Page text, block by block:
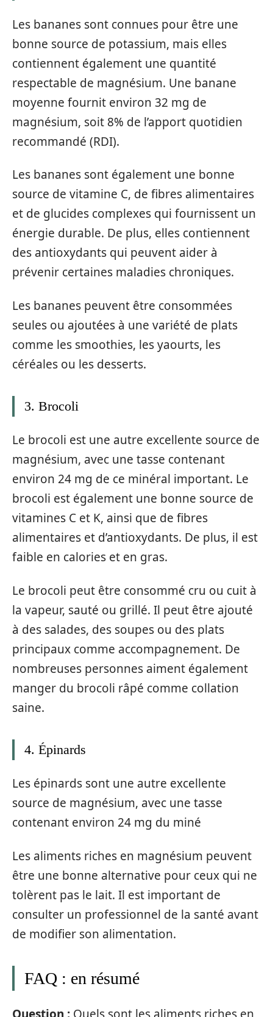
Les bananes sont connues pour être une
bonne source de potassium, mais elles
contiennent également une quantité
respectable de magnésium. Une banane
moyenne fournit environ 32 mg de
magnésium, soit 8% de l’apport quotidien
recommandé (RDI).
Les bananes sont également une bonne
source de vitamine C, de fibres alimentaires
et de glucides complexes qui fournissent un
énergie durable. De plus, elles contiennent
des antioxydants qui peuvent aider à
prévenir certaines maladies chroniques.
Les bananes peuvent être consommées
seules ou ajoutées à une variété de plats
comme les smoothies, les yaourts, les
céréales ou les desserts.
3. Brocoli
Le brocoli est une autre excellente source de
magnésium, avec une tasse contenant
environ 24 mg de ce minéral important. Le
brocoli est également une bonne source de
vitamines C et K, ainsi que de fibres
alimentaires et d’antioxydants. De plus, il est
faible en calories et en gras.
Le brocoli peut être consommé cru ou cuit à
la vapeur, sauté ou grillé. Il peut être ajouté
à des salades, des soupes ou des plats
principaux comme accompagnement. De
nombreuses personnes aiment également
manger du brocoli râpé comme collation
saine.
4. Épinards
Les épinards sont une autre excellente
source de magnésium, avec une tasse
contenant environ 24 mg du miné
Les aliments riches en magnésium peuvent
être une bonne alternative pour ceux qui ne
tolèrent pas le lait. Il est important de
consulter un professionnel de la santé avant
de modifier son alimentation.
FAQ : en résumé